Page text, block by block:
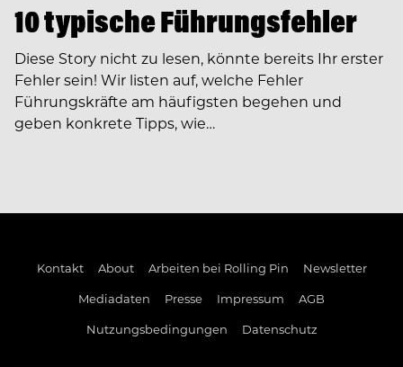
10 typische Führungsfehler
Diese Story nicht zu lesen, könnte bereits Ihr erster
Fehler sein! Wir listen auf, welche Fehler
Führungskräfte am häufigsten begehen und
geben konkrete Tipps, wie…
Kontakt About Arbeiten bei Rolling Pin
Newsletter
Mediadaten
Presse Impressum
AGB
Nutzungsbedingungen
Datenschutz